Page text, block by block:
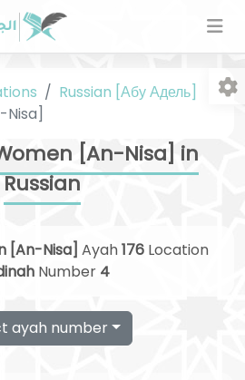
Russian [Абу Адель]
Nisa]
[An-Nisa] in
Russian
[An-Nisa] Ayah176 Location
Number 4
ayah number